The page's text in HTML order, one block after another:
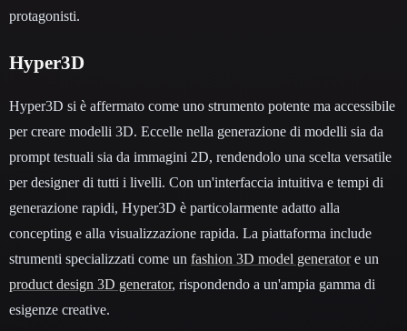
protagonisti.
Hyper3D
Hyper3D si è affermato come uno strumento potente ma accessibile
per creare modelli 3D. Eccelle nella generazione di modelli sia da
prompt testuali sia da immagini 2D, rendendolo una scelta versatile
per designer di tutti i livelli. Con un'interfaccia intuitiva e tempi di
generazione rapidi, Hyper3D è particolarmente adatto alla
concepting e alla visualizzazione rapida. La piattaforma include
strumenti specializzati come un fashion 3D model generatore un
product design 3D generator, rispondendo a un'ampia gamma di
esigenze creative.